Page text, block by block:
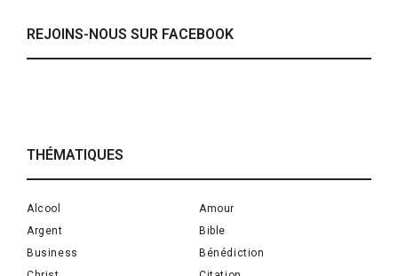
REJOINS-NOUS SUR FACEBOOK
THÉMATIQUES
Alcool
Amour
Argent
Bible
Business
Bénédiction